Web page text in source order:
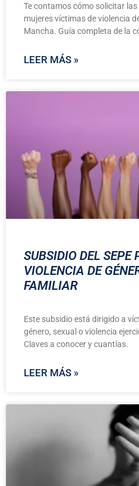
Te contamos cómo solicitar
mujeres víctimas de violencia
Mancha. Guía completa de la
LEER MÁS »
SUBSIDIO DEL
VIOLENCIA DE
FAMILIAR
Este subsidio está dirigido a
género, sexual o violencia
Claves a conocer y cuantías.
LEER MÁS »